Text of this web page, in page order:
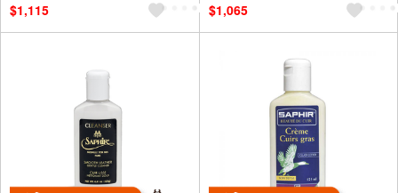
$1,115
$1,065